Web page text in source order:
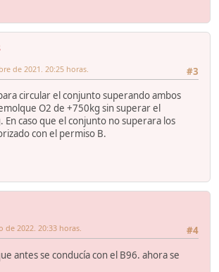
#3
de 2021. 20:25 horas.
circular el conjunto superando ambos
O2 de +750kg sin superar el
En caso que el conjunto no superara los
con el permiso B.
#4
de 2022. 20:33 horas.
antes se conducía con el B96. ahora se